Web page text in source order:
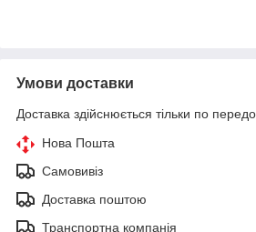
Умови доставки
Доставка здійснюється тільки по
Нова Пошта
Самовивіз
Доставка поштою
Транспортна компанія